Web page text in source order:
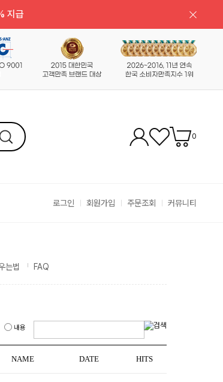
지급
0
로그인 회원가입 주문조회 커뮤니티
는법 FAQ
내용
NAME DATE HITS